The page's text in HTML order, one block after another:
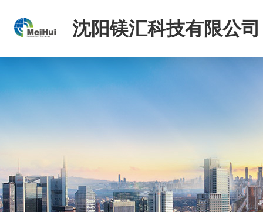
沈阳镁汇科技有限公司